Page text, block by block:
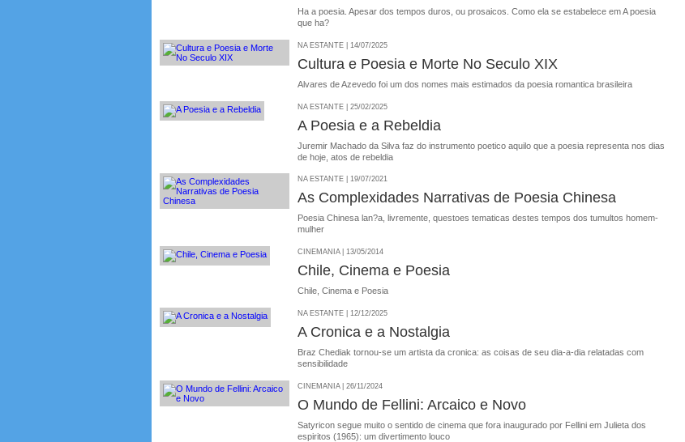
Ha a poesia. Apesar dos tempos duros, ou prosaicos. Como ela se estabelece em A poesia
que ha?
NA ESTANTE | 14/07/2025
Cultura e Poesia e Morte No Seculo XIX
Alvares de Azevedo foi um dos nomes mais estimados da poesia romantica brasileira
NA ESTANTE | 25/02/2025
A Poesia e a Rebeldia
Juremir Machado da Silva faz do instrumento poetico aquilo que a poesia representa nos dias
de hoje, atos de rebeldia
NA ESTANTE | 19/07/2021
As Complexidades Narrativas de Poesia Chinesa
Poesia Chinesa lan?a, livremente, questoes tematicas destes tempos dos tumultos homem-
mulher
CINEMANIA | 13/05/2014
Chile, Cinema e Poesia
Chile, Cinema e Poesia
NA ESTANTE | 12/12/2025
A Cronica e a Nostalgia
Braz Chediak tornou-se um artista da cronica: as coisas de seu dia-a-dia relatadas com
sensibilidade
CINEMANIA | 26/11/2024
O Mundo de Fellini: Arcaico e Novo
Satyricon segue muito o sentido de cinema que fora inaugurado por Fellini em Julieta dos
espiritos (1965): um divertimento louco